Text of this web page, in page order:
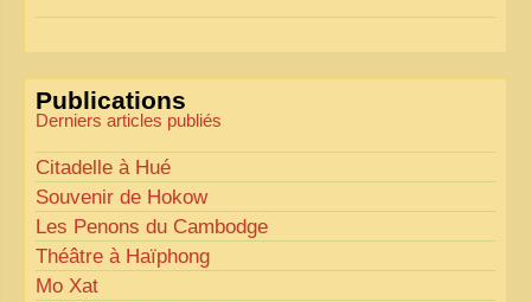
« Comme tout bon collectionneur le sait, la
perfection est un idéal… mais nous y travaillons
Publications
Derniers articles publiés
Citadelle à Hué
Souvenir de Hokow
Les Penons du Cambodge
Théâtre à Haïphong
Mo Xat